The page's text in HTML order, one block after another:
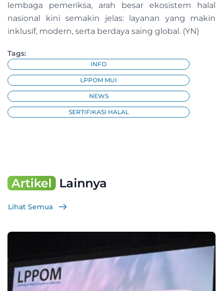
lembaga pemeriksa, arah besar ekosistem halal
nasional kini semakin jelas: layanan yang makin
inklusif, modern, serta berdaya saing global. (YN)
Tags:
INFO
LPPOM MUI
NEWS
SERTIFIKASI HALAL
Artikel Lainnya
Lihat Semua